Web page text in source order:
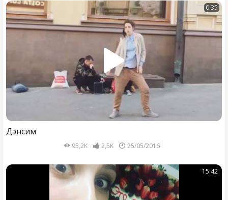
0:35
Дэнсим
95,2K 2,5K 25/05/2016
15:42